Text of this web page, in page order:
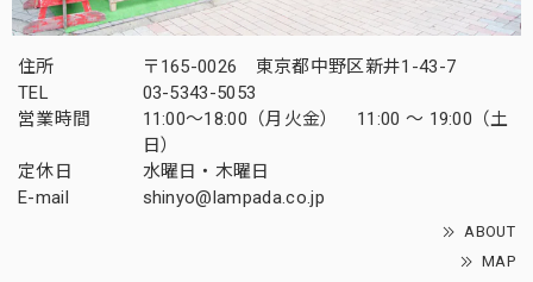
住所
〒165-0026 東京都中野区新井1-43-7
TEL
03-5343-5053
営業時間
11:00～18:00（月火金） 11:00 ～ 19:00（土
日）
定休日
水曜日・木曜日
E-mail
shinyo@lampada.co.jp
ABOUT
MAP